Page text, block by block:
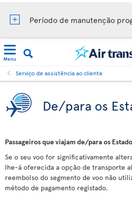
Período de manutenção
Menu
Serviço de assistência ao cliente
De/para os
Passageiros que viajam de/para os
Se o seu voo for significativamente
lhe-á oferecida a opção de transporte
reembolso do segmento de voo não
método de pagamento registado.